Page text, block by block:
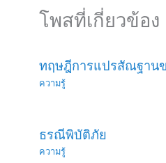
โพสที่เกี่ยวข้อง
ทฤษฎีการแปรสัณฐาน
ความรู้
ธรณีพิบัติภัย
ความรู้